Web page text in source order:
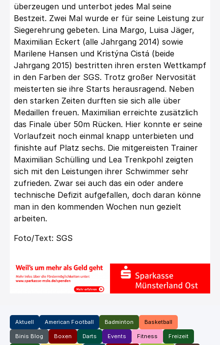
überzeugen und unterbot jedes Mal seine
Bestzeit. Zwei Mal wurde er für seine Leistung zur
Siegerehrung gebeten. Lina Margo, Luisa Jäger,
Maximilian Eckert (alle Jahrgang 2014) sowie
Marilene Hansen und Kristýna Cistá (beide
Jahrgang 2015) bestritten ihren ersten Wettkampf
in den Farben der SGS. Trotz großer Nervosität
meisterten sie ihre Starts herausragend. Neben
den starken Zeiten durften sie sich alle über
Medaillen freuen. Maximilian erreichte zusätzlich
das Finale über 50m Rücken. Hier konnte er seine
Vorlaufzeit noch einmal knapp unterbieten und
finishte auf Platz sechs. Die mitgereisten Trainer
Maximilian Schülling und Lea Trenkpohl zeigten
sich mit den Leistungen ihrer Schwimmer sehr
zufrieden. Zwar sei auch das ein oder andere
technische Defizit aufgefallen, doch daran könne
man in den kommenden Wochen nun gezielt
arbeiten.
Foto/Text: SGS
Aktuell American Football Badminton Basketball
Binis Blog Boxen Darts Events Fitness Freizeit